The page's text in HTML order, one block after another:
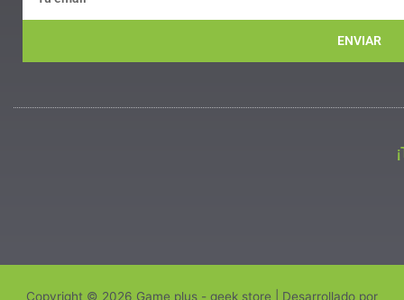
ENVIAR
Copyright © 2026 Game plus - geek store | Desarrollado por